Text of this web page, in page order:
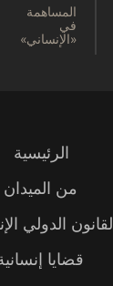
المساهمة
في
«الإنساني»
الرئيسية
من الميدان
القانون الدولي
قضايا